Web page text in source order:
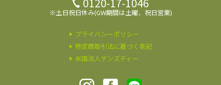
0120-17-1046
※土日祝日休み(GW期間は土曜、祝日営業)
プライバシーポリシー
特定商取引法に基づく表記
米国法人デンズティー